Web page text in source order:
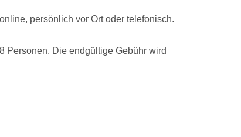
persönlich vor Ort oder telefonisch.
Personen. Die endgültige Gebühr wird